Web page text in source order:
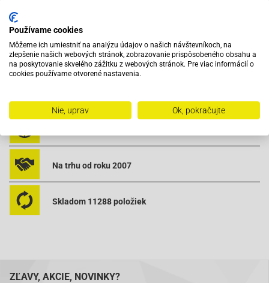
Gilera-RCR 50 D50B0 06-10 ZAPG11D
Gilera-RCR 50 D50B0 11- ZAPABA01
Gilera-SMT 50 D50B0 06-10 ZAPG12D
Gilera-SMT 50 D50B0 11-12 Racing ZAPABB00
Gilera-SMT 50 D50B0 13- ZAPABB01
Na trhu od roku 2007
Skladom 11288 položiek
ZĽAVY, AKCIE, NOVINKY?
Používame cookies
Môžeme ich umiestniť na analýzu údajov o našich návštevníkoch, na
zlepšenie našich webových stránok, zobrazovanie prispôsobeného obsahu a
na poskytovanie skvelého zážitku z webových stránok. Pre viac informácií o
cookies používame otvorené nastavenia.
Nie, uprav Ok, pokračujte